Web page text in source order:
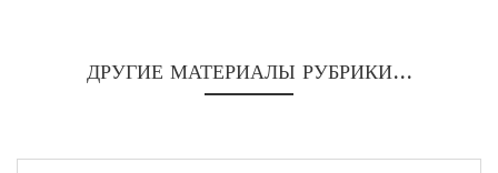
ДРУГИЕ МАТЕРИАЛЫ РУБРИКИ...